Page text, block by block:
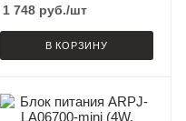
1 748руб./шт
В КОРЗИНУ